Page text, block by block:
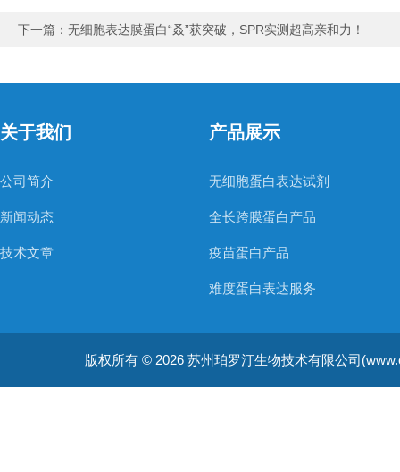
下一篇： 无细胞表达膜蛋白“叒”获突破，SPR实测超高亲和力！
关于我们
公司简介
新闻动态
技术文章
产品展示
无细胞蛋白表达试剂
全长跨膜蛋白产品
疫苗蛋白产品
难度蛋白表达服务
版权所有 © 2026 苏州珀罗汀生物技术有限公司